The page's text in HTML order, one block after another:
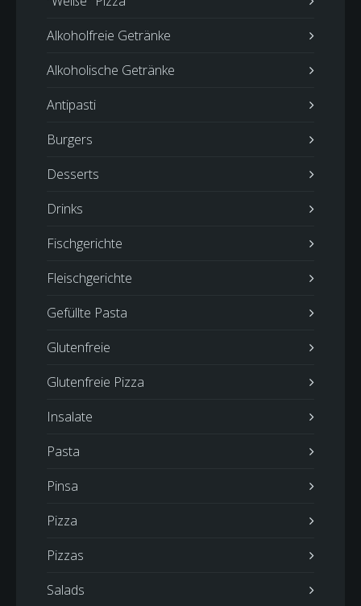
Alkoholfreie Getränke
Alkoholische Getränke
Antipasti
Burgers
Desserts
Drinks
Fischgerichte
Fleischgerichte
Gefüllte Pasta
Glutenfreie
Glutenfreie Pizza
Insalate
Pasta
Pinsa
Pizza
Pizzas
Salads